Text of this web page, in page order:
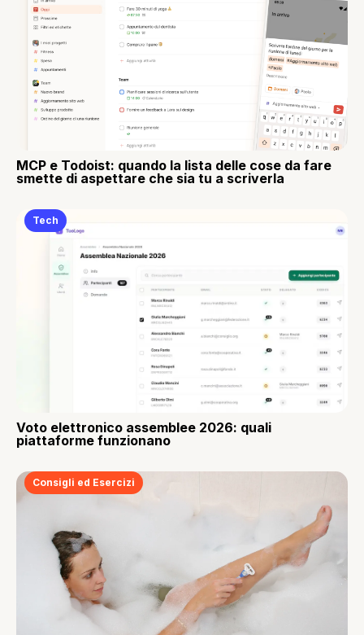
MCP e Todoist: quando la lista delle cose da fare
smette di aspettare che sia tu a scriverla
Tech
Voto elettronico assemblee 2026: quali
piattaforme funzionano
Consigli ed Esercizi